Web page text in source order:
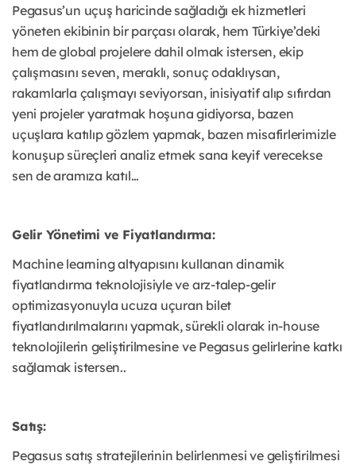
Pegasus’un uçuş haricinde sağladığı ek hizmetleri
yöneten ekibinin bir parçası olarak, hem Türkiye’deki
hem de global projelere dahil olmak istersen, ekip
çalışmasını seven, meraklı, sonuç odaklıysan,
rakamlarla çalışmayı seviyorsan, inisiyatif alıp sıfırdan
yeni projeler yaratmak hoşuna gidiyorsa, bazen
uçuşlara katılıp gözlem yapmak, bazen misafirlerimizle
konuşup süreçleri analiz etmek sana keyif verecekse
sen de aramıza katıl…
Gelir Yönetimi ve Fiyatlandırma:
Machine learning altyapısını kullanan dinamik
fiyatlandırma teknolojisiyle ve arz-talep-gelir
optimizasyonuyla ucuza uçuran bilet
fiyatlandırılmalarını yapmak, sürekli olarak in-house
teknolojilerin geliştirilmesine ve Pegasus gelirlerine katkı
sağlamak istersen..
Satış:
Pegasus satış stratejilerinin belirlenmesi ve geliştirilmesi